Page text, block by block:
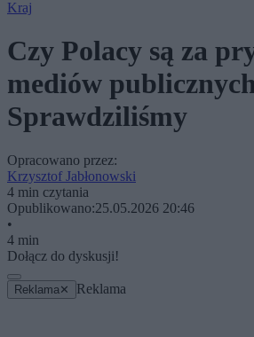
Kraj
Czy Polacy są za
mediów
Sprawdziliśmy
Opracowano przez:
Krzysztof Jabłonowski
4 min czytania
Opublikowano:25.05.2026 20:46
•
4 min
Dołącz do dyskusji!
Reklama ✕ Reklama